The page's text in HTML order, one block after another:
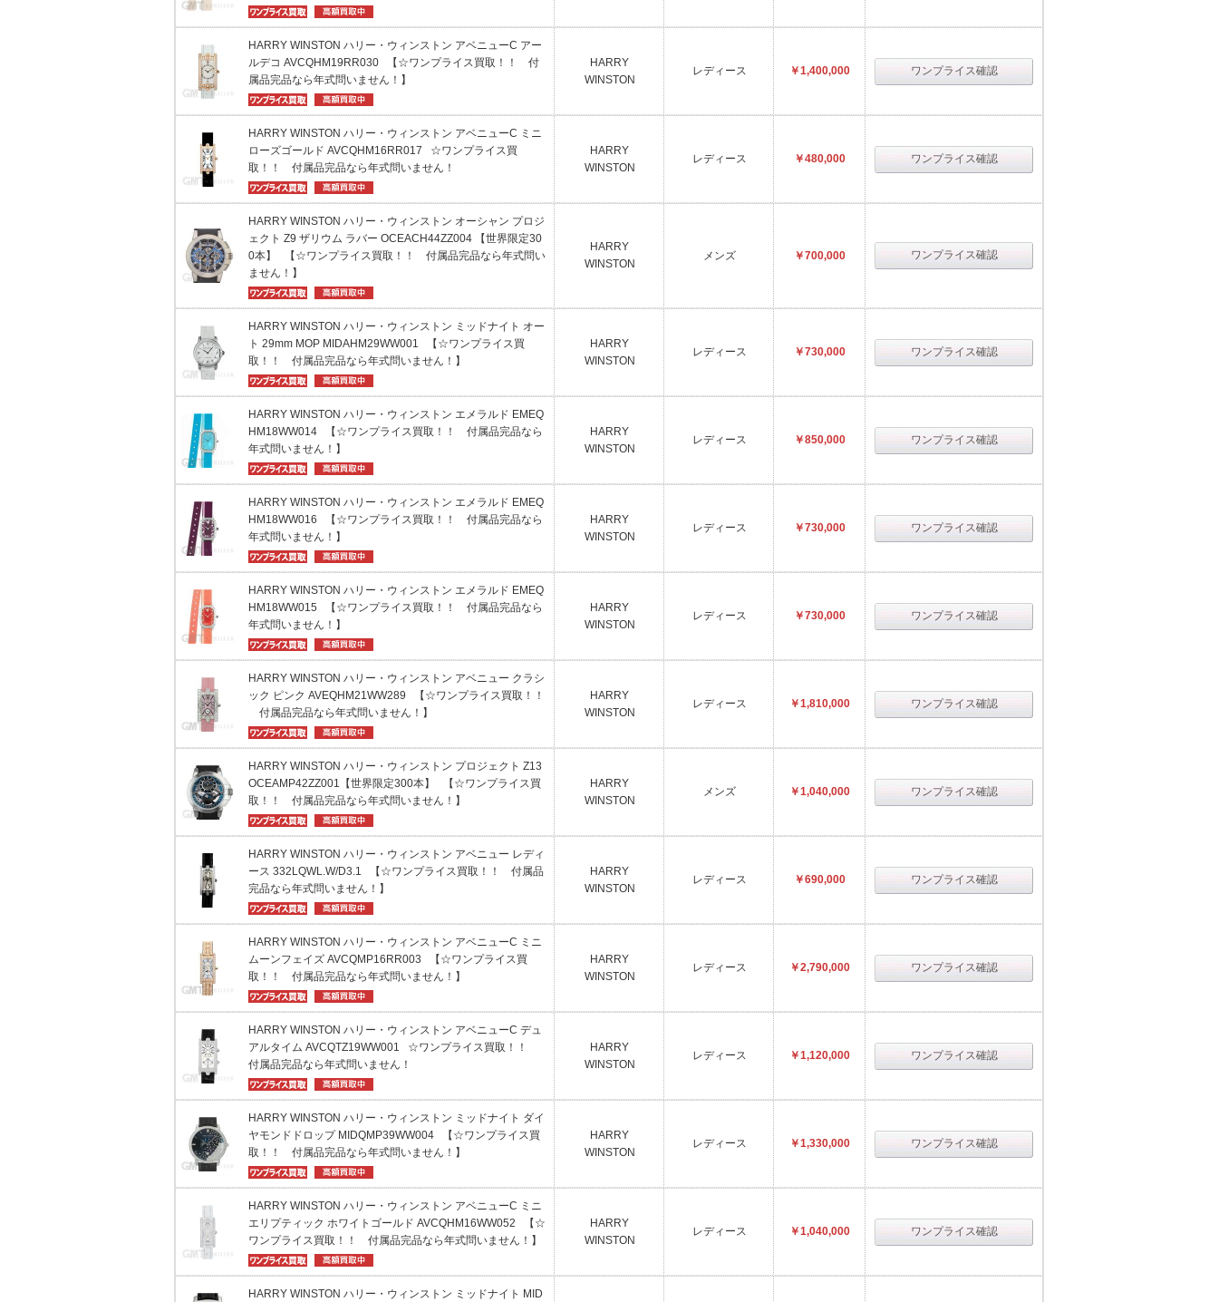
HARRY WINSTON ハリー・ウィンストン アベニューC アー
ルデコ AVCQHM19RR030 【☆ワンプライス買取！！ 付
属品完品なら年式問いません！】
HARRY
WINSTON
レディース ￥1,400,000 ワンプライス確認
HARRY WINSTON ハリー・ウィンストン アベニューC ミニ
ローズゴールド AVCQHM16RR017 ☆ワンプライス買
取！！ 付属品完品なら年式問いません！
HARRY
WINSTON
レディース ￥480,000 ワンプライス確認
HARRY WINSTON ハリー・ウィンストン オーシャン プロジ
ェクト Z9 ザリウム ラバー OCEACH44ZZ004 【世界限定30
0本】 【☆ワンプライス買取！！ 付属品完品なら年式問い
ません！】
HARRY
WINSTON
メンズ ￥700,000 ワンプライス確認
HARRY WINSTON ハリー・ウィンストン ミッドナイト オー
ト 29mm MOP MIDAHM29WW001 【☆ワンプライス買
取！！ 付属品完品なら年式問いません！】
HARRY
WINSTON
レディース ￥730,000 ワンプライス確認
HARRY WINSTON ハリー・ウィンストン エメラルド EMEQ
HM18WW014 【☆ワンプライス買取！！ 付属品完品なら
年式問いません！】
HARRY
WINSTON
レディース ￥850,000 ワンプライス確認
HARRY WINSTON ハリー・ウィンストン エメラルド EMEQ
HM18WW016 【☆ワンプライス買取！！ 付属品完品なら
年式問いません！】
HARRY
WINSTON
レディース ￥730,000 ワンプライス確認
HARRY WINSTON ハリー・ウィンストン エメラルド EMEQ
HM18WW015 【☆ワンプライス買取！！ 付属品完品なら
年式問いません！】
HARRY
WINSTON
レディース ￥730,000 ワンプライス確認
HARRY WINSTON ハリー・ウィンストン アベニュー クラシ
ック ピンク AVEQHM21WW289 【☆ワンプライス買取！！
付属品完品なら年式問いません！】
HARRY
WINSTON
レディース ￥1,810,000 ワンプライス確認
HARRY WINSTON ハリー・ウィンストン プロジェクト Z13
OCEAMP42ZZ001【世界限定300本】 【☆ワンプライス買
取！！ 付属品完品なら年式問いません！】
HARRY
WINSTON
メンズ ￥1,040,000 ワンプライス確認
HARRY WINSTON ハリー・ウィンストン アベニュー レディ
ース 332LQWL.W/D3.1 【☆ワンプライス買取！！ 付属品
完品なら年式問いません！】
HARRY
WINSTON
レディース ￥690,000 ワンプライス確認
HARRY WINSTON ハリー・ウィンストン アベニューC ミニ
ムーンフェイズ AVCQMP16RR003 【☆ワンプライス買
取！！ 付属品完品なら年式問いません！】
HARRY
WINSTON
レディース ￥2,790,000 ワンプライス確認
HARRY WINSTON ハリー・ウィンストン アベニューC デュ
アルタイム AVCQTZ19WW001 ☆ワンプライス買取！！
付属品完品なら年式問いません！
HARRY
WINSTON
レディース ￥1,120,000 ワンプライス確認
HARRY WINSTON ハリー・ウィンストン ミッドナイト ダイ
ヤモンドドロップ MIDQMP39WW004 【☆ワンプライス買
取！！ 付属品完品なら年式問いません！】
HARRY
WINSTON
レディース ￥1,330,000 ワンプライス確認
HARRY WINSTON ハリー・ウィンストン アベニューC ミニ
エリプティック ホワイトゴールド AVCQHM16WW052 【☆
ワンプライス買取！！ 付属品完品なら年式問いません！】
HARRY
WINSTON
レディース ￥1,040,000 ワンプライス確認
HARRY WINSTON ハリー・ウィンストン ミッドナイト MID